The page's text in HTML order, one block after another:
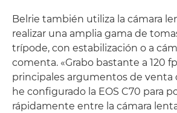
Belrie también utiliza la cámara
realizar una amplia gama de
trípode, con estabilización o a
comenta. «Grabo bastante a 120
principales argumentos de venta
he configurado la EOS C70 para
rápidamente entre la cámara